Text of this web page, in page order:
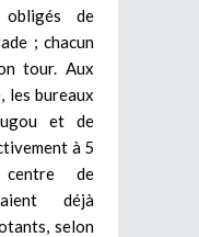
de
; chacun
tour. Aux
les bureaux
et de
à 5
de
déjà
selon